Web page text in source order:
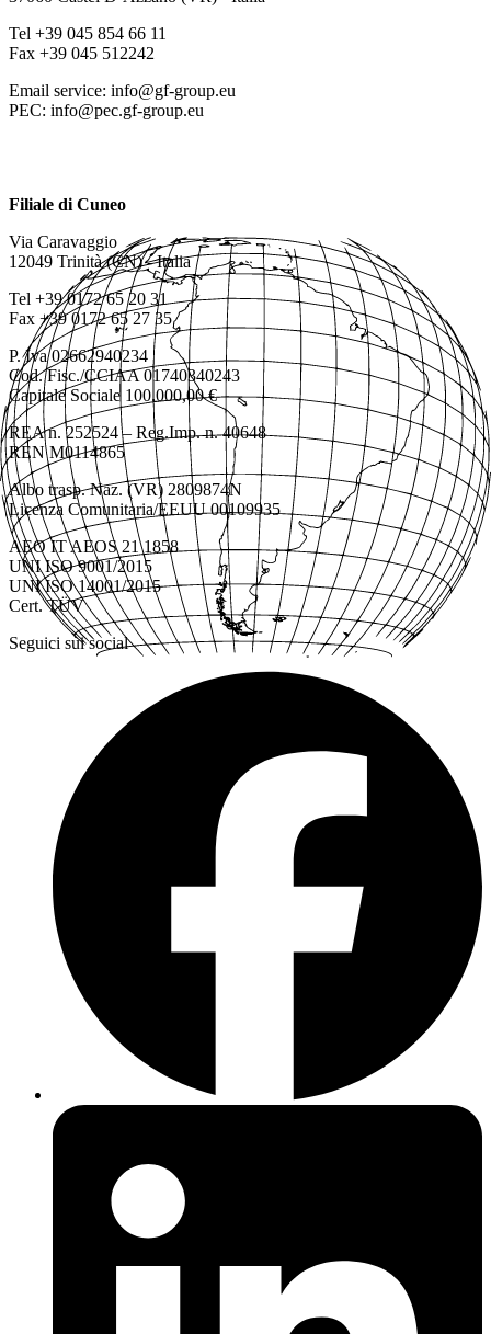
Tel +39 045 854 66 11
Fax +39 045 512242
Email service: info@gf-group.eu
PEC: info@pec.gf-group.eu
Filiale di Cuneo
Via Caravaggio
12049 Trinità (CN) - Italia
Tel +39 0172 65 20 31
Fax +39 0172 65 27 35
P. Iva 02662940234
Cod. Fisc./CCIAA 01740340243
Capitale Sociale 100.000,00 €
REA n. 252524 – Reg.Imp. n. 40648
REN M0114865
Albo trasp. Naz. (VR) 2809874N
Licenza Comunitaria/EEUU 00109935
AEO IT AEOS 21 1858
UNI ISO 9001/2015
UNI ISO 14001/2015
Cert. TÜV
Seguici sui social